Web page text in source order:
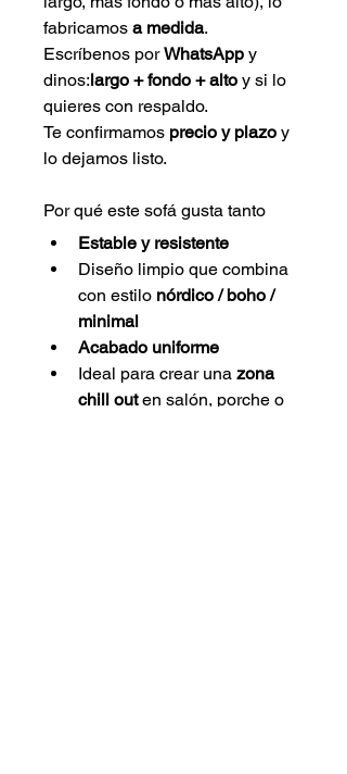
fabricamos a medida.
Escríbenos por WhatsApp y
dinos:largo + fondo + alto y si lo
quieres con respaldo.
Te confirmamos precio y plazo y
lo dejamos listo.
Por qué este sofá gusta tanto
Estable y resistente
Diseño limpio que combina
con estilo nórdico / boho /
minimal
Acabado uniforme
Ideal para crear una zona
chill out en salón, porche o